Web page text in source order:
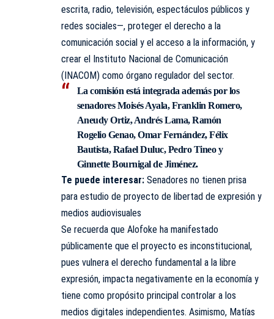
escrita, radio, televisión, espectáculos públicos y
redes sociales—, proteger el derecho a la
comunicación social y el acceso a la información, y
crear el Instituto Nacional de Comunicación
(INACOM) como órgano regulador del sector.
La comisión está integrada además por los
senadores Moisés Ayala, Franklin Romero,
Aneudy Ortiz, Andrés Lama, Ramón
Rogelio Genao, Omar Fernández, Félix
Bautista, Rafael Duluc, Pedro Tineo y
Ginnette Bournigal de Jiménez.
Te puede interesar: Senadores no tienen prisa
para estudio de proyecto de libertad de expresión y
medios audiovisuales
Se recuerda que Alofoke ha manifestado
públicamente que el proyecto es inconstitucional,
pues vulnera el derecho fundamental a la libre
expresión, impacta negativamente en la economía y
tiene como propósito principal controlar a los
medios digitales independientes. Asimismo, Matías